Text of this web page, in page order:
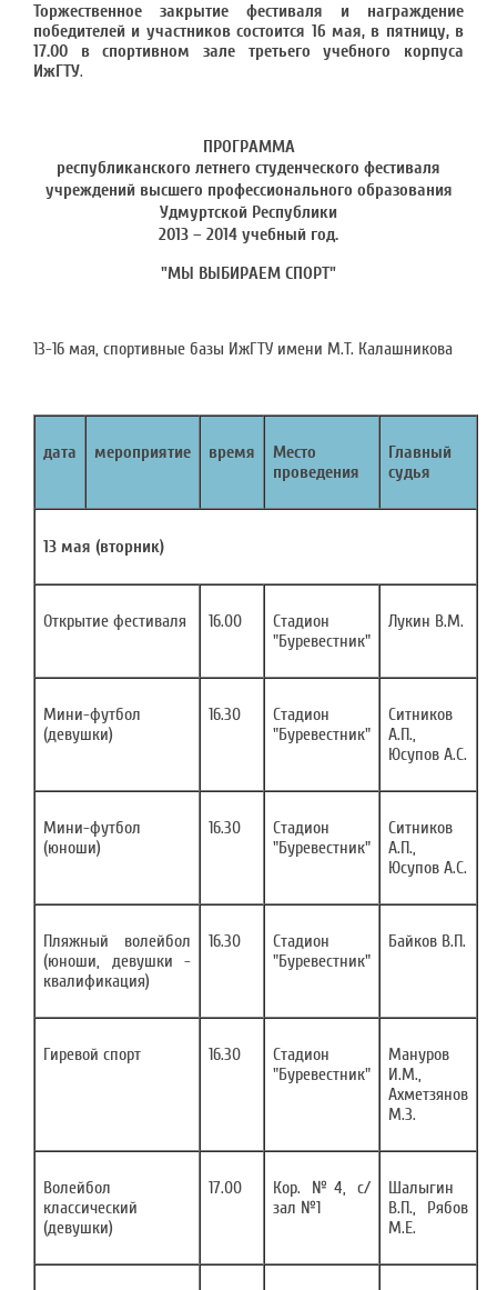
Торжественное закрытие фестиваля и награждение
победителей и участников состоится 16 мая, в пятницу, в
17.00 в спортивном зале третьего учебного корпуса
ИжГТУ.
ПРОГРАММА
республиканского летнего студенческого фестиваля
учреждений высшего профессионального образования
Удмуртской Республики
2013 – 2014 учебный год.
"МЫ ВЫБИРАЕМ СПОРТ"
13-16 мая, спортивные базы ИжГТУ имени М.Т. Калашникова
дата мероприятие время
Место
проведения
Главный
судья
13 мая (вторник)
Открытие фестиваля 16.00
Стадион
"Буревестник"
Лукин В.М.
Мини-футбол
(девушки)
16.30
Стадион
"Буревестник"
Ситников
А.П.,
Юсупов А.С.
Мини-футбол
(юноши)
16.30
Стадион
"Буревестник"
Ситников
А.П.,
Юсупов А.С.
Пляжный волейбол
(юноши, девушки -
квалификация)
16.30
Стадион
"Буревестник"
Байков В.П.
Гиревой спорт 16.30
Стадион
"Буревестник"
Мануров
И.М.,
Ахметзянов
М.З.
Волейбол
классический
(девушки)
17.00
Кор. №4, с/
зал №1
Шалыгин
В.П., Рябов
М.Е.